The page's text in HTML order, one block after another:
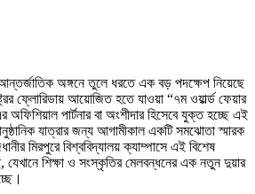
আন্তর্জাতিক অঙ্গনে তুলে ধরতে এক বড় পদক্ষেপ নিয়েছে
ফ্লোরিডায় আয়োজিত হতে যাওয়া “৭ম ওয়ার্ল্ড ফেয়ার
পার্টনার বা অংশীদার হিসেবে যুক্ত হচ্ছে এই
যাত্রার জন্য আগামীকাল একটি সমঝোতা স্মারক
মিরপুরে বিশ্ববিদ্যালয় ক্যাম্পাসে এই বিশেষ
শিক্ষা ও সংস্কৃতির মেলবন্ধনের এক নতুন দুয়ার